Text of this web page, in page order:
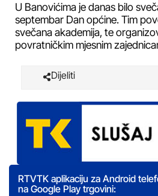
U Banovićima je danas bilo
septembar Dan općine. Tim
svečana akademija, te
povratničkim mjesnim
Dijeliti
RTVTK aplikaciju za Android
na Google Play trgovini: